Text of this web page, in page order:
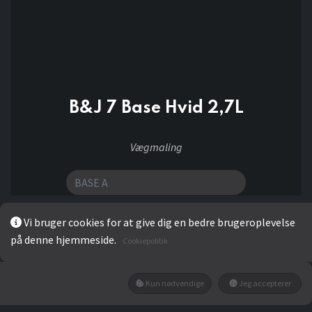
B&J 7 Base Hvid 2,7L
Vægmaling
343,20
Add to wishlist
Vi bruger cookies for at give dig en bedre brugeroplevelse
på denne hjemmeside.
Cookiepolitik
Kun nødvendige Jeg accepterer